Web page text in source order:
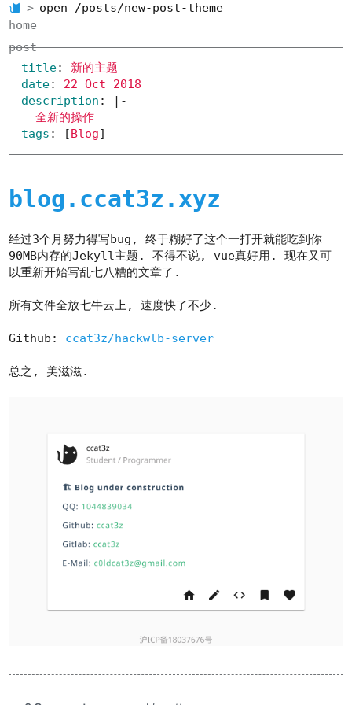
open /posts/new-post-theme
home
post
title:
新的主题
date:
22 Oct 2018
description :
|-
全新的操作
tags : [Blog]
blog.ccat3z.xyz
经过3个月努力得写bug, 终于糊好了这个一打开就能吃到你
90MB内存的Jekyll主题. 不得不说, vue真好用. 现在又可
以重新开始写乱七八糟的文章了.
所有文件全放七牛云上, 速度快了不少.
Github: ccat3z/hackwlb-server
总之, 美滋滋.